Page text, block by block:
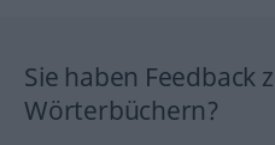
Sie haben Feedback
Wörterbüchern?